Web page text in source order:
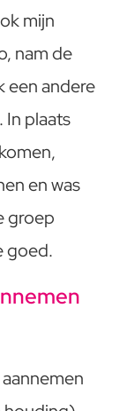
mijn
nam de
een andere
In plaats
en was
groep
goed.